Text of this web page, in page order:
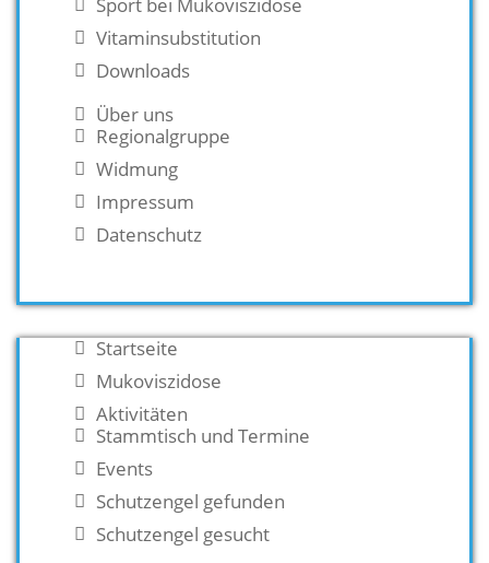
Vitaminsubstitution
Downloads
Über uns
Regionalgruppe
Widmung
Impressum
Datenschutz
Startseite
Mukoviszidose
Aktivitäten
Stammtisch und Termine
Events
Schutzengel gefunden
Schutzengel gesucht